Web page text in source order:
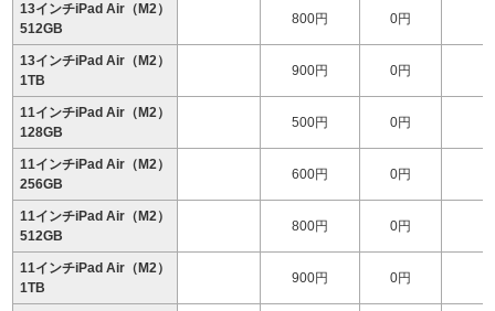
13インチiPad Air（M2）
512GB
800円 0円
13インチiPad Air（M2）
1TB
900円 0円
11インチiPad Air（M2）
128GB
500円 0円
11インチiPad Air（M2）
256GB
600円 0円
11インチiPad Air（M2）
512GB
800円 0円
11インチiPad Air（M2）
1TB
900円 0円